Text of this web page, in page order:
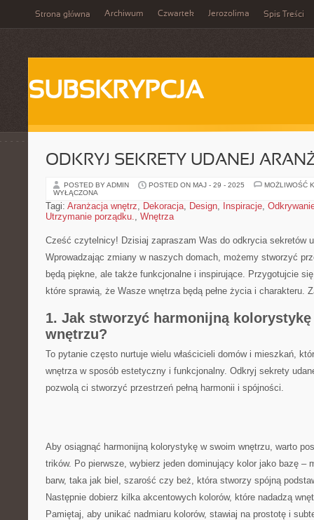
Strona główna Archiwum Czwartek Jerozolima Spis Treści
SUBSKRYPCJA
ODKRYJ SEKRETY UDANEJ
POSTED BY ADMIN POSTED ON MAJ - 29 - 2025
MOŻLIWOŚĆ
WYŁĄCZONA
Tagi: Aranżacja wnętrz, Dekoracja, Design, Inspiracje,
Utrzymanie porządku., Wnętrza
Cześć czytelnicy!⁣ Dzisiaj zapraszam Was⁣ do ⁤odkrycia‍ sekretów
Wprowadzając zmiany w naszych domach, możemy stworzyć
będą piękne, ale także funkcjonalne ⁢i inspirujące. Przygotujcie​
które sprawią, że Wasze wnętrza‌ będą pełne ‍życia i charakteru.
1. Jak stworzyć⁢ harmonijną
wnętrzu?
To ​pytanie często nurtuje wielu właścicieli domów i‍ mieszkań,
wnętrza⁢ w‌ sposób estetyczny i⁢ funkcjonalny. Odkryj sekrety
pozwolą‍ ci⁣ stworzyć‍ przestrzeń pełną harmonii i​ spójności.
Aby osiągnąć harmonijną kolorystykę w swoim⁤ wnętrzu, warto
trików.‌ Po ‍pierwsze, wybierz jeden dominujący kolor jako bazę⁤ –
barw,⁤ taka jak biel, szarość czy beż, ⁢która stworzy spójną
Następnie dobierz kilka akcentowych kolorów,‌ które nadadzą
Pamiętaj, aby unikać nadmiaru⁤ kolorów, ⁤stawiaj na prostotę⁤ i